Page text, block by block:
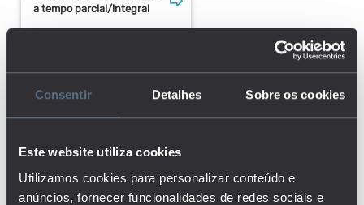
Consentir Detalhes Sobre os cookies
Este website utiliza cookies
Utilizamos cookies para personalizar conteúdo e
anúncios, fornecer funcionalidades de redes sociais e
a tempo parcial/integral
empresas que fornece
desenvolvimento/melhoria
de competências de TCI